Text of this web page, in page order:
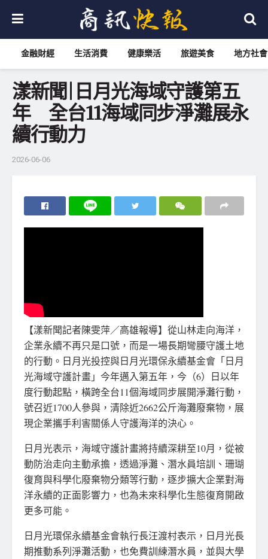
金融財經 生活消費 健康樂活 旅遊美食 地方社會
漾新聞|日月光海域守護第五
年 全台11海域同步淨灘展永
續行動力
2026-06-06
【漾新聞記者陳雯萍／高雄報導】從山林走向海洋，
企業永續不再只是口號，而是一場長期彎腰守護土地
的行動。日月光投控與日月光環保永續基金會「日月
光海域守護計畫」今年邁入第五年，今（6）日以年
度行動起點，橫跨全台11個海域同步展開淨灘行動，
號召近1700人參與，清除近2662公斤海灘廢棄物，展
現企業攜手利害關係人守護海洋的決心。
日月光表示，海域守護計畫將持續深耕至10月，從被
動防治走向主動承擔，透過淨灘、潛水員培訓、珊瑚
復育與科學化廢棄物分類等行動，逐步擴大企業對海
洋永續的正面影響力，也為未來科學化生態復育開啟
更多可能。
日月光環保永續基金會執行長汪渡村表示，日月光長
期推動系列淨灘活動，也免費訓練潛水員，並與大學